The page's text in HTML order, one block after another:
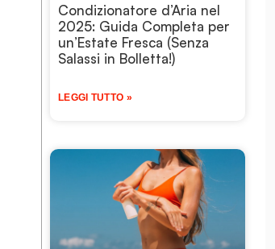
Condizionatore d’Aria nel
2025: Guida Completa per
un’Estate Fresca (Senza
Salassi in Bolletta!)
LEGGI TUTTO »